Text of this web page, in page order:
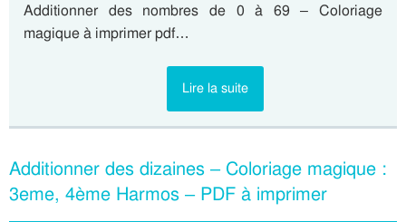
Additionner des nombres de 0 à 69 – Coloriage
magique à imprimer pdf…
Lire la suite
Additionner des dizaines – Coloriage magique :
3eme, 4ème Harmos – PDF à imprimer